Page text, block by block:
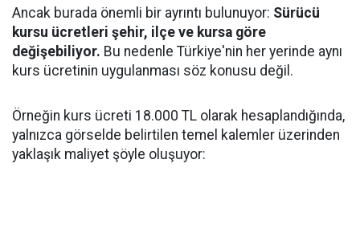
Ancak burada önemli bir ayrıntı bulunuyor: Sürücü
kursu ücretleri şehir, ilçe ve kursa göre
değişebiliyor. Bu nedenle Türkiye'nin her yerinde aynı
kurs ücretinin uygulanması söz konusu değil.
Örneğin kurs ücreti 18.000 TL olarak hesaplandığında,
yalnızca görselde belirtilen temel kalemler üzerinden
yaklaşık maliyet şöyle oluşuyor: